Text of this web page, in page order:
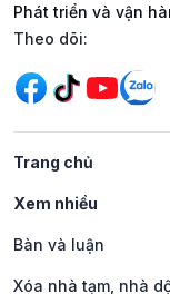
Phát triển và vận
Mạng xã hội
Theo dõi:
Trang chủ
Xem nhiều
Bàn và luận
Xóa nhà tạm, nhà